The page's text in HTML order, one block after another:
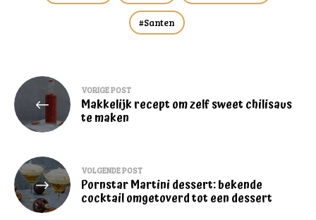
Santen
Bericht
navigatie
VORIGE POST
Makkelijk recept om zelf sweet chilisaus
te maken
VOLGENDE POST
Pornstar Martini dessert: bekende
cocktail omgetoverd tot een dessert